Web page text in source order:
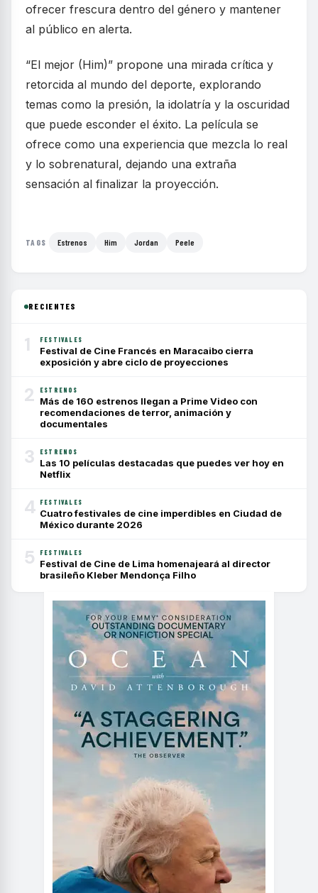
ofrecer frescura dentro del género y mantener
al público en alerta.
“El mejor (Him)” propone una mirada crítica y
retorcida al mundo del deporte, explorando
temas como la presión, la idolatría y la oscuridad
que puede esconder el éxito. La película se
ofrece como una experiencia que mezcla lo real
y lo sobrenatural, dejando una extraña
sensación al finalizar la proyección.
TAGS Estrenos Him Jordan Peele
RECIENTES
1 FESTIVALES
Festival de Cine Francés en Maracaibo cierra
exposición y abre ciclo de proyecciones
2 ESTRENOS
Más de 160 estrenos llegan a Prime Video con
recomendaciones de terror, animación y
documentales
3 ESTRENOS
Las 10 películas destacadas que puedes ver hoy en
Netflix
4 FESTIVALES
Cuatro festivales de cine imperdibles en Ciudad de
México durante 2026
5 FESTIVALES
Festival de Cine de Lima homenajeará al director
brasileño Kleber Mendonça Filho